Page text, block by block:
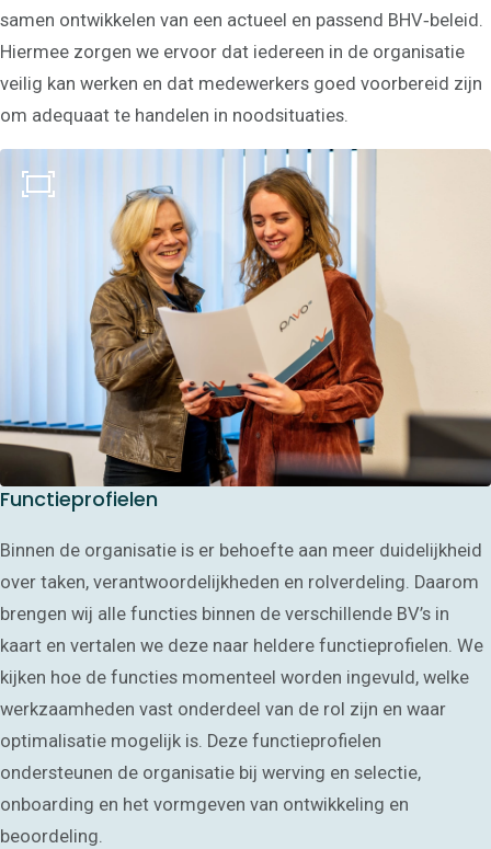
Over ons
HR-quickscan
Veelgestelde vragen
Cases
Blogs
Contact
personeelsgesprekken
Functiehuis &
Salarishuis
Gesprekscyclus
personeel opstellen
Opstellen
verzuimreglement
Recruitment
Administratie
Salarisadministratie
Financiële
administratie
All-in administratie
Waarmee kunnen
wij helpen?
Vestigingen
Noord-Holland
Limburg
Zuidwest
samen ontwikkelen van een actueel en passend BHV‑beleid.
Hiermee zorgen we ervoor dat iedereen in de organisatie
veilig kan werken en dat medewerkers goed voorbereid zijn
om adequaat te handelen in noodsituaties.
Functieprofielen
Binnen de organisatie is er behoefte aan meer duidelijkheid
over taken, verantwoordelijkheden en rolverdeling. Daarom
brengen wij alle functies binnen de verschillende BV’s in
kaart en vertalen we deze naar heldere functieprofielen. We
kijken hoe de functies momenteel worden ingevuld, welke
werkzaamheden vast onderdeel van de rol zijn en waar
optimalisatie mogelijk is. Deze functieprofielen
ondersteunen de organisatie bij werving en selectie,
onboarding en het vormgeven van ontwikkeling en
beoordeling.